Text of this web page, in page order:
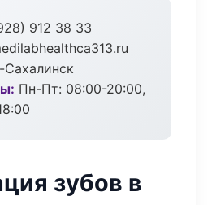
912 38 33
Пн-Пт: 08:00-20:00,
зубов в